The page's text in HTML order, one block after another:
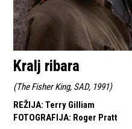
Kralj ribara
(The Fisher King, SAD, 1991)
REŽIJA: Terry Gilliam
FOTOGRAFIJA: Roger Pratt